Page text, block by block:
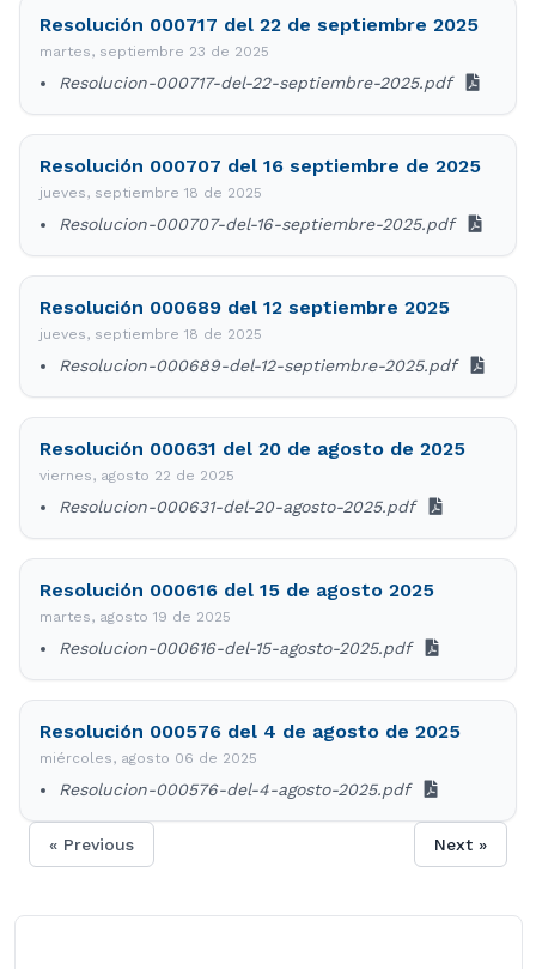
Resolución 000717 del 22 de septiembre 2025
martes, septiembre 23 de 2025
Resolucion-000717-del-22-septiembre-2025.pdf
Resolución 000707 del 16 septiembre de 2025
jueves, septiembre 18 de 2025
Resolucion-000707-del-16-septiembre-2025.pdf
Resolución 000689 del 12 septiembre 2025
jueves, septiembre 18 de 2025
Resolucion-000689-del-12-septiembre-2025.pdf
Resolución 000631 del 20 de agosto de 2025
viernes, agosto 22 de 2025
Resolucion-000631-del-20-agosto-2025.pdf
Resolución 000616 del 15 de agosto 2025
martes, agosto 19 de 2025
Resolucion-000616-del-15-agosto-2025.pdf
Resolución 000576 del 4 de agosto de 2025
miércoles, agosto 06 de 2025
Resolucion-000576-del-4-agosto-2025.pdf
« Previous Next »